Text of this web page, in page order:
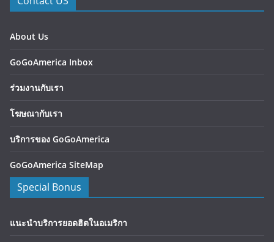
About Us
GoGoAmerica Inbox
ร่วมงานกับเรา
โฆษณากับเรา
บริการของ GoGoAmerica
GoGoAmerica SiteMap
Special Bonus
แนะนำบริการยอดฮิตในอเมริกา